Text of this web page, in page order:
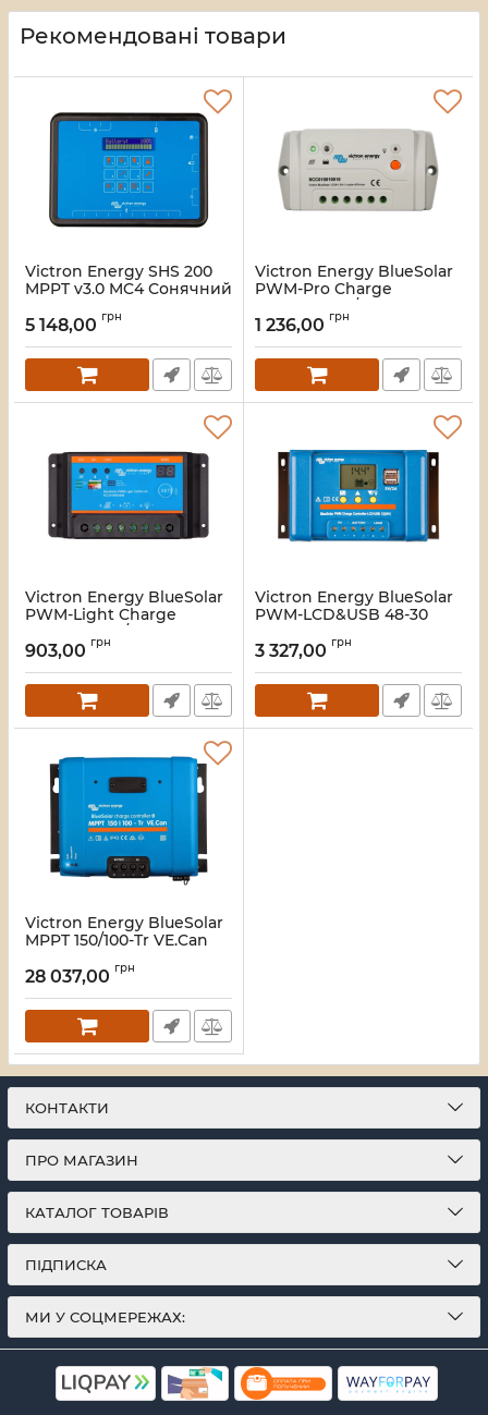
Рекомендовані товари
Victron Energy SHS 200
MPPT v3.0 MC4 Сонячний
оплатою за фактом
Артикул:16_119608
5 148,00 грн
Victron Energy BlueSolar
PWM-Pro Charge
Controller 12/24-5
Контролер заряду
Артикул:16_116472
1 236,00 грн
Victron Energy BlueSolar
PWM-Light Charge
Controller 12/24-5
Контролер заряду
Артикул:16_116471
903,00 грн
Victron Energy BlueSolar
PWM-LCD&USB 48-30
Артикул:16_116470
3 327,00 грн
Victron Energy BlueSolar
MPPT 150/100-Tr VE.Can
Артикул:16_116460
28 037,00 грн
КОНТАКТИ
ПРО МАГАЗИН
КАТАЛОГ ТОВАРІВ
ПІДПИСКА
МИ У СОЦМЕРЕЖАХ: